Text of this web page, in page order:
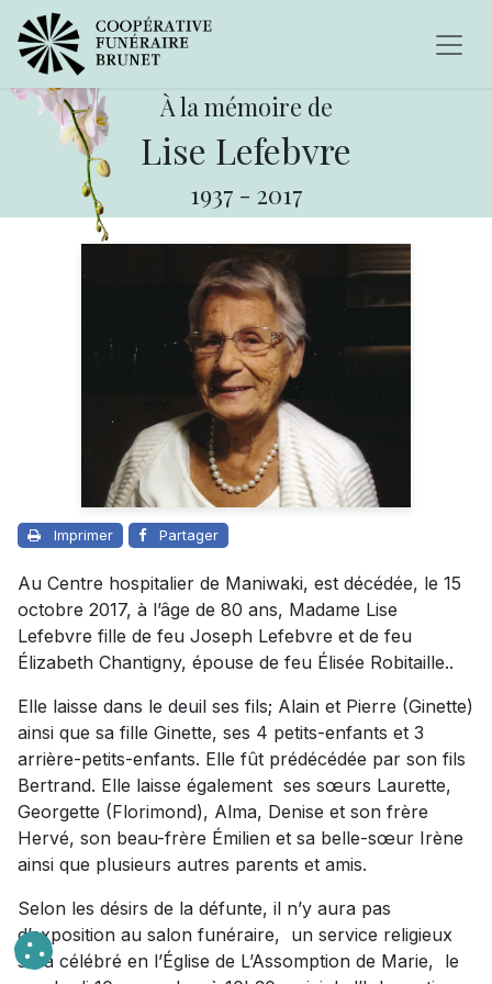
À la mémoire de
Lise Lefebvre
1937 - 2017
Imprimer Partager
Au Centre hospitalier de Maniwaki, est décédée, le 15
octobre 2017, à l’âge de 80 ans, Madame Lise
Lefebvre fille de feu Joseph Lefebvre et de feu
Élizabeth Chantigny, épouse de feu Élisée Robitaille..
Elle laisse dans le deuil ses fils; Alain et Pierre (Ginette)
ainsi que sa fille Ginette, ses 4 petits-enfants et 3
arrière-petits-enfants. Elle fût prédécédée par son fils
Bertrand. Elle laisse également ses sœurs Laurette,
Georgette (Florimond), Alma, Denise et son frère
Hervé, son beau-frère Émilien et sa belle-sœur Irène
ainsi que plusieurs autres parents et amis.
Selon les désirs de la défunte, il n’y aura pas
d’exposition au salon funéraire, un service religieux
sera célébré en l’Église de L’Assomption de Marie, le